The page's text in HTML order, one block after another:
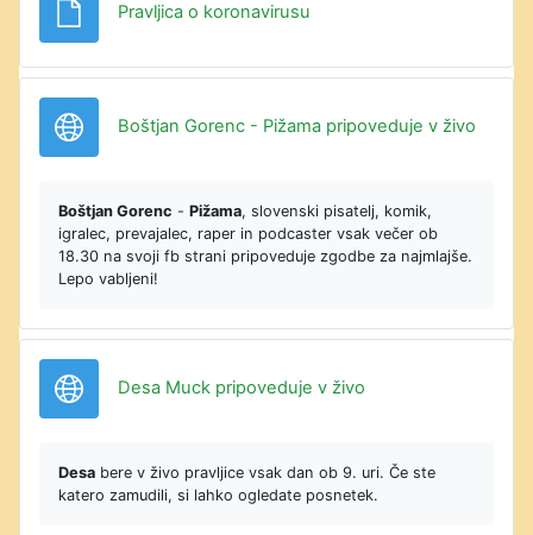
Pravljica o koronavirusu
Boštjan Gorenc - Pižama pripoveduje v živo
Boštjan Gorenc - Pižama, slovenski pisatelj, komik,
igralec, prevajalec, raper in podcaster vsak večer ob
18.30 na svoji fb strani pripoveduje zgodbe za najmlajše.
Lepo vabljeni!
Desa Muck pripoveduje v živo
Desa bere v živo pravljice vsak dan ob 9. uri. Če ste
katero zamudili, si lahko ogledate posnetek.